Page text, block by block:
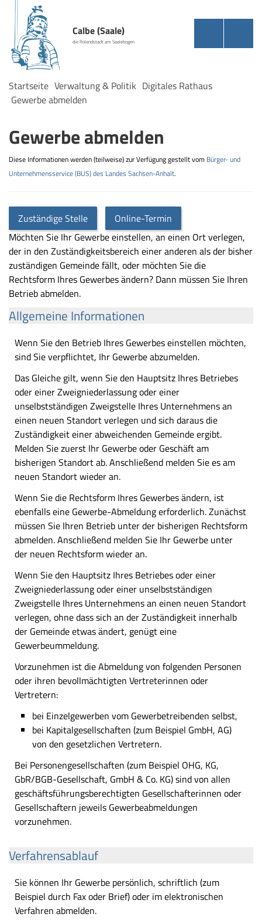
Calbe (Saale)
die Rolandstadt am Saalebogen
Startseite Verwaltung & Politik Digitales Rathaus
Gewerbe abmelden
Gewerbe abmelden
Diese Informationen werden (teilweise) zur Verfügung gestellt vom Bürger- und
Unternehmensservice (BUS) des Landes Sachsen-Anhalt.
Zuständige Stelle
Online-Termin
Möchten Sie Ihr Gewerbe einstellen, an einen Ort verlegen,
der in den Zuständigkeitsbereich einer anderen als der bisher
zuständigen Gemeinde fällt, oder möchten Sie die
Rechtsform Ihres Gewerbes ändern? Dann müssen Sie Ihren
Betrieb abmelden.
Allgemeine Informationen
Wenn Sie den Betrieb Ihres Gewerbes einstellen möchten,
sind Sie verpflichtet, Ihr Gewerbe abzumelden.
Das Gleiche gilt, wenn Sie den Hauptsitz Ihres Betriebes
oder einer Zweigniederlassung oder einer
unselbstständigen Zweigstelle Ihres Unternehmens an
einen neuen Standort verlegen und sich daraus die
Zuständigkeit einer abweichenden Gemeinde ergibt.
Melden Sie zuerst Ihr Gewerbe oder Geschäft am
bisherigen Standort ab. Anschließend melden Sie es am
neuen Standort wieder an.
Wenn Sie die Rechtsform Ihres Gewerbes ändern, ist
ebenfalls eine Gewerbe-Abmeldung erforderlich. Zunächst
müssen Sie Ihren Betrieb unter der bisherigen Rechtsform
abmelden. Anschließend melden Sie Ihr Gewerbe unter
der neuen Rechtsform wieder an.
Wenn Sie den Hauptsitz Ihres Betriebes oder einer
Zweigniederlassung oder einer unselbstständigen
Zweigstelle Ihres Unternehmens an einen neuen Standort
verlegen, ohne dass sich an der Zuständigkeit innerhalb
der Gemeinde etwas ändert, genügt eine
Gewerbeummeldung.
Vorzunehmen ist die Abmeldung von folgenden Personen
oder ihren bevollmächtigten Vertreterinnen oder
Vertretern:
bei Einzelgewerben vom Gewerbetreibenden selbst,
bei Kapitalgesellschaften (zum Beispiel GmbH, AG)
von den gesetzlichen Vertretern.
Bei Personengesellschaften (zum Beispiel OHG, KG,
GbR/BGB-Gesellschaft, GmbH & Co. KG) sind von allen
geschäftsführungsberechtigten Gesellschafterinnen oder
Gesellschaftern jeweils Gewerbeabmeldungen
vorzunehmen.
Verfahrensablauf
Sie können Ihr Gewerbe persönlich, schriftlich (zum
Beispiel durch Fax oder Brief) oder im elektronischen
Verfahren abmelden.